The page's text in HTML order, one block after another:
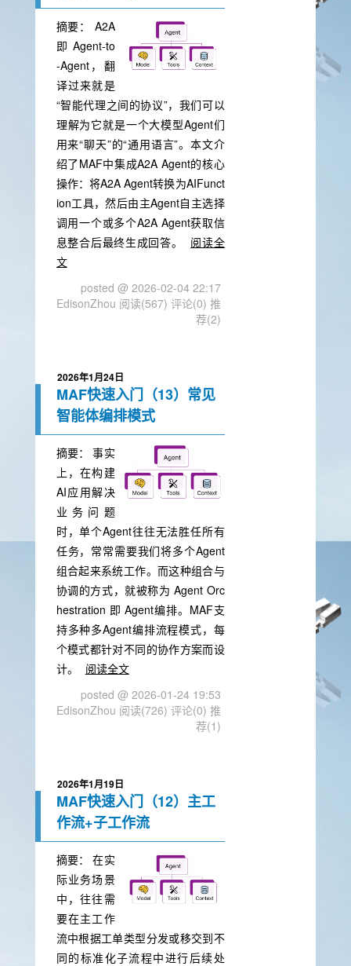
摘要： A2A
即 Agent-to
-Agent，翻
译过来就是
“智能代理之间的协议”，我们可以
理解为它就是一个大模型Agent们
用来“聊天”的“通用语言”。本文介
绍了MAF中集成A2A Agent的核心
操作：将A2A Agent转换为AIFunct
ion工具，然后由主Agent自主选择
调用一个或多个A2A Agent获取信
息整合后最终生成回答。
阅读全
文
posted @ 2026-02-04 22:17
EdisonZhou 阅读(567) 评论(0) 推
荐(2)
2026年1月24日
MAF快速入门（13）常见
智能体编排模式
摘要：事实
上，在构建
AI应用解决
业务问题
时，单个Agent往往无法胜任所有
任务，常常需要我们将多个Agent
组合起来系统工作。而这种组合与
协调的方式，就被称为 Agent Orc
hestration 即 Agent编排。MAF支
持多种多Agent编排流程模式，每
个模式都针对不同的协作方案而设
计。
阅读全文
posted @ 2026-01-24 19:53
EdisonZhou 阅读(726) 评论(0) 推
荐(1)
2026年1月19日
MAF快速入门（12）主工
作流+子工作流
摘要：在实
际业务场景
中，往往需
要在主工作
流中根据工单类型分发或移交到不
同的标准化子流程中进行后续处